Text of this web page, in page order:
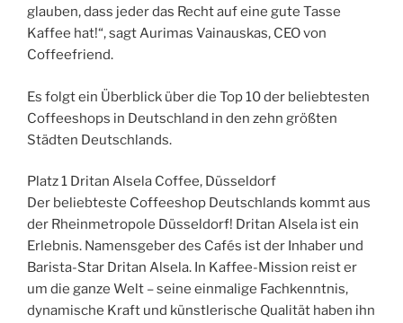
glauben, dass jeder das Recht auf eine gute Tasse
Kaffee hat!“, sagt Aurimas Vainauskas, CEO von
Coffeefriend.
Es folgt ein Überblick über die Top 10 der beliebtesten
Coffeeshops in Deutschland in den zehn größten
Städten Deutschlands.
Platz 1 Dritan Alsela Coffee, Düsseldorf
Der beliebteste Coffeeshop Deutschlands kommt aus
der Rheinmetropole Düsseldorf! Dritan Alsela ist ein
Erlebnis. Namensgeber des Cafés ist der Inhaber und
Barista-Star Dritan Alsela. In Kaffee-Mission reist er
um die ganze Welt – seine einmalige Fachkenntnis,
dynamische Kraft und künstlerische Qualität haben ihn